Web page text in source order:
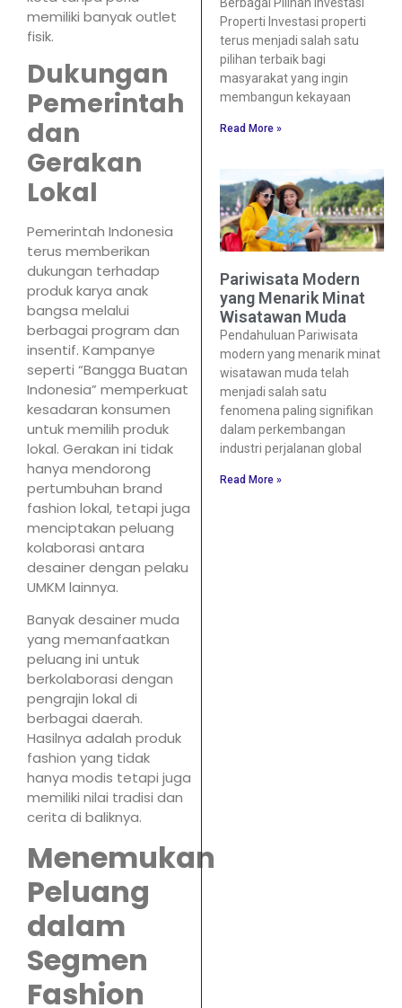
memiliki banyak outlet
fisik.
Dukungan
Pemerintah
dan
Gerakan
Lokal
Pemerintah Indonesia
terus memberikan
dukungan terhadap
produk karya anak
bangsa melalui
berbagai program dan
insentif. Kampanye
seperti “Bangga Buatan
Indonesia” memperkuat
kesadaran konsumen
untuk memilih produk
lokal. Gerakan ini tidak
hanya mendorong
pertumbuhan brand
fashion lokal, tetapi juga
menciptakan peluang
kolaborasi antara
desainer dengan pelaku
UMKM lainnya.
Banyak desainer muda
yang memanfaatkan
peluang ini untuk
berkolaborasi dengan
pengrajin lokal di
berbagai daerah.
Hasilnya adalah produk
fashion yang tidak
hanya modis tetapi juga
memiliki nilai tradisi dan
cerita di baliknya.
Menemukan
Peluang
dalam
Segmen
Fashion
Properti Investasi properti
terus menjadi salah satu
pilihan terbaik bagi
masyarakat yang ingin
membangun kekayaan
Read More »
Pariwisata Modern
yang Menarik Minat
Wisatawan Muda
Pendahuluan Pariwisata
modern yang menarik minat
wisatawan muda telah
menjadi salah satu
fenomena paling signifikan
dalam perkembangan
industri perjalanan global
Read More »